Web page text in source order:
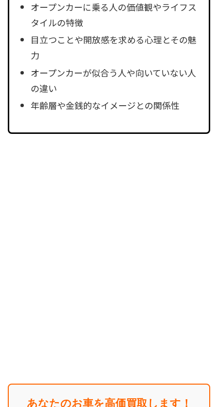
オープンカーに乗る人の価値観やライフス
タイルの特徴
目立つことや開放感を求める心理とその魅
力
オープンカーが似合う人や向いていない人
の違い
年齢層や金銭的なイメージとの関係性
あなたのお車を高価買取します！